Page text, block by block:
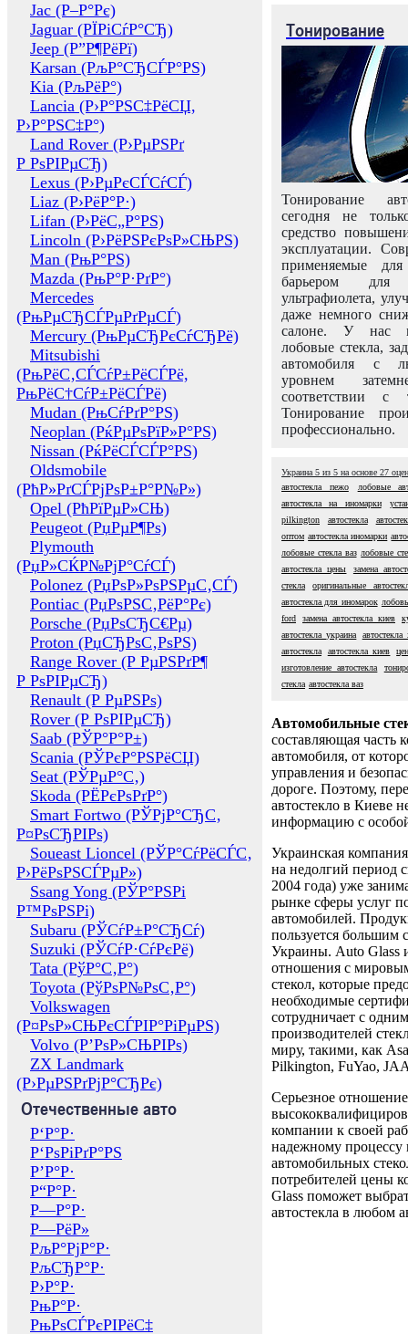
Jac (Р–Р°Рє)
Jaguar (РЇРіСѓР°СЂ)
Jeep (Р”Р¶РёРї)
Karsan (РљР°СЂСЃР°РЅ)
Kia (РљРёР°)
Lancia (Р›Р°РЅС‡РёСЏ,
Р›Р°РЅС‡Р°)
Land Rover (Р›РµРЅРґ
Р РѕРІРµСЂ)
Lexus (Р›РµРєСЃСѓСЃ)
Liaz (Р›РёР°Р·)
Lifan (Р›РёС„Р°РЅ)
Lincoln (Р›РёРЅРєРѕР»СЊРЅ)
Man (РњР°РЅ)
Mazda (РњР°Р·РґР°)
Mercedes
(РњРµСЂСЃРµРґРµСЃ)
Mercury (РњРµСЂРєСѓСЂРё)
Mitsubishi
(РњРёС‚СЃСѓР±РёСЃРё,
РњРёС†СѓР±РёСЃРё)
Mudan (РњСѓРґР°РЅ)
Neoplan (РќРµРѕРїР»Р°РЅ)
Nissan (РќРёСЃСЃР°РЅ)
Oldsmobile
(РћР»РґСЃРјРѕР±Р°Р№Р»)
Opel (РћРїРµР»СЊ)
Peugeot (РџРµР¶Рѕ)
Plymouth
(РџР»СЌР№РјР°СѓСЃ)
Polonez (РџРѕР»РѕРЅРµС‚СЃ)
Pontiac (РџРѕРЅС‚РёР°Рє)
Porsche (РџРѕСЂС€Рµ)
Proton (РџСЂРѕС‚РѕРЅ)
Range Rover (Р РµРЅРґР¶
Р РѕРІРµСЂ)
Renault (Р РµРЅРѕ)
Rover (Р РѕРІРµСЂ)
Saab (РЎР°Р°Р±)
Scania (РЎРєР°РЅРёСЏ)
Seat (РЎРµР°С‚)
Skoda (РЁРєРѕРґР°)
Smart Fortwo (РЎРјР°СЂС‚
Р¤РѕСЂРІРѕ)
Soueast Lioncel (РЎР°СѓРёСЃС‚
Р›РёРѕРЅСЃРµР»)
Ssang Yong (РЎР°РЅРі
Р™РѕРЅРі)
Subaru (РЎСѓР±Р°СЂСѓ)
Suzuki (РЎСѓР·СѓРєРё)
Tata (РўР°С‚Р°)
Toyota (РўРѕР№РѕС‚Р°)
Volkswagen
(Р¤РѕР»СЊРєСЃРІР°РіРµРЅ)
Volvo (Р’РѕР»СЊРІРѕ)
ZX Landmark
(Р›РµРЅРґРјР°СЂРє)
Отечественные авто
Р‘Р°Р·
Р‘РѕРіРґР°РЅ
Р’Р°Р·
Р“Р°Р·
Р—Р°Р·
Р—РёР»
РљР°РјР°Р·
РљСЂР°Р·
Р›Р°Р·
РњР°Р·
РњРѕСЃРєРІРёС‡
Тонирование
Тонирование
сегодня не
средство
эксплуатации.
применяемые
барьером для
ультрафиолета,
даже немного
салоне. У нас
лобовые стекла,
автомобиля с
уровнем
соответствии с
Тонирование
профессионально.
Украина 5 из 5 на основе 27
автостекла пежо
лобовые
автостекла на иномарки
pilkington
автостекла
оптом автостекла иномарки
лобовые стекла ваз лобовые
автостекла цены
замена
стекла
оригинальные
автостекла для иномарок
ford
замена автостекла киев
автостекла украина
автостекла
автостекла
автостекла киев
изготовление автостекла
стекла автостекла ваз
Автомобильные
составляющая часть
автомобиля, от
управления и
дороге. Поэтому,
автостекло в Киеве
информацию с
Украинская
на недолгий период
2004 года) уже
рынке сферы услуг
автомобилей.
пользуется большим
Украины. Auto Glass
отношения с
стекол, которые
необходимые
сотрудничает с
производителей
миру, такими, как
Pilkington, FuYao,
Серьезное отношение
компании к своей
надежному процессу
автомобильных
потребителей цены
Glass поможет
автостекла в любом